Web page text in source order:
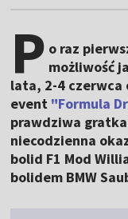
P o raz
możliwość
lata, 2-4 czerwca
event "Formula
prawdziwa
niecodzienna
bolid F1 Mod
bolidem BMW